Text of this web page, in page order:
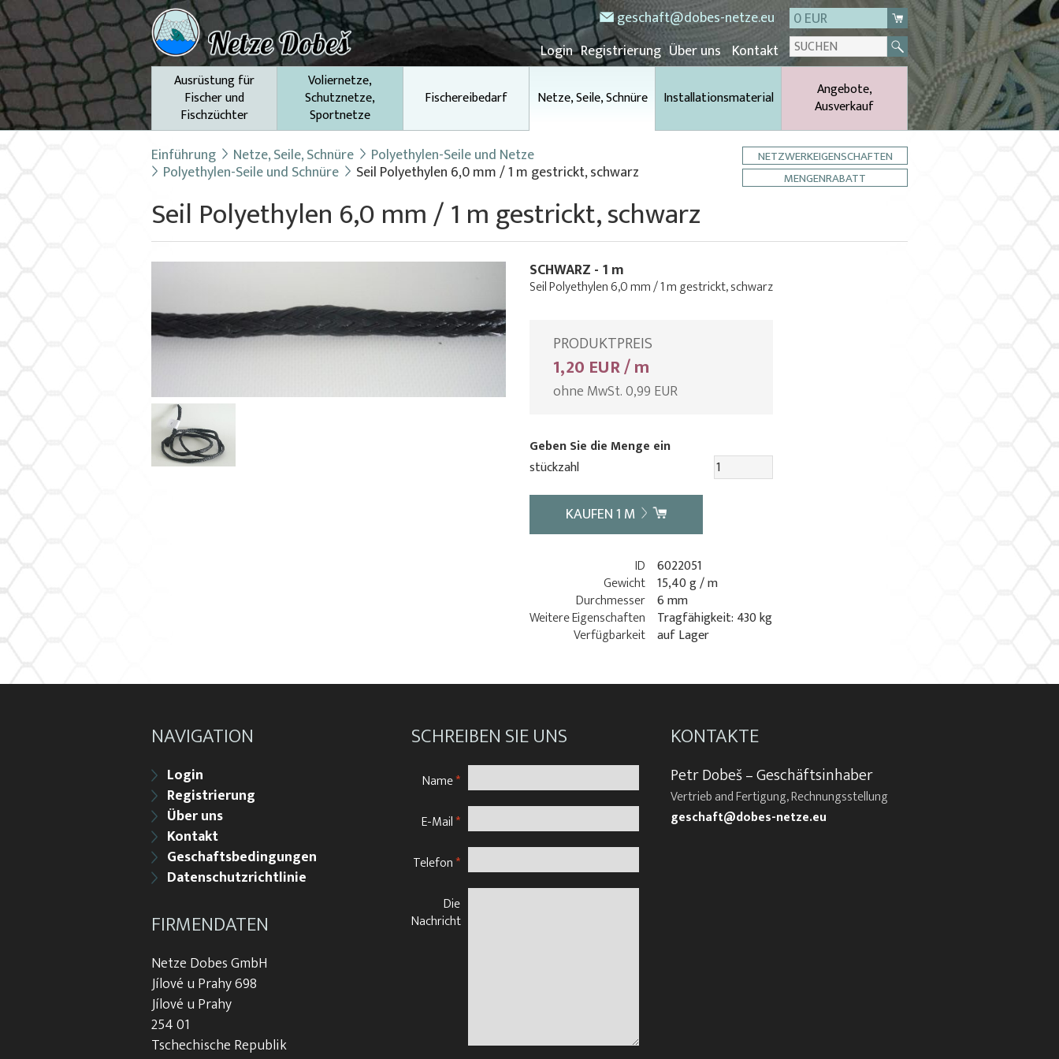
geschaft@dobes-netze.eu
0 EUR
Login Registrierung Über uns Kontakt
Ausrüstung für
Fischer und
Fischzüchter
Voliernetze,
Schutznetze,
Sportnetze
Fischereibedarf Netze, Seile, Schnüre Installationsmaterial
Angebote,
Ausverkauf
Einführung Netze, Seile, Schnüre Polyethylen-Seile und Netze
Polyethylen-Seile und Schnüre Seil Polyethylen 6,0 mm / 1 m gestrickt, schwarz
NETZWERKEIGENSCHAFTEN
MENGENRABATT
Seil Polyethylen 6,0 mm / 1 m gestrickt, schwarz
SCHWARZ - 1 m
Seil Polyethylen 6,0 mm / 1 m gestrickt, schwarz
PRODUKTPREIS
1,20 EUR / m
ohne MwSt. 0,99 EUR
Geben Sie die Menge ein
stückzahl
KAUFEN1 M
ID 6022051
Gewicht 15,40 g / m
Durchmesser 6 mm
Weitere Eigenschaften
Tragfähigkeit: 430 kg
Verfügbarkeit auf Lager
NAVIGATION
Login
Registrierung
Über uns
Kontakt
Geschaftsbedingungen
Datenschutzrichtlinie
FIRMENDATEN
Netze Dobes GmbH
Jílové u Prahy 698
Jílové u Prahy
254 01
Tschechische Republik
SCHREIBEN SIE UNS
Name*
E-Mail*
Telefon*
Die
Nachricht
KONTAKTE
Petr Dobeš – Geschäftsinhaber
Vertrieb and Fertigung, Rechnungsstellung
geschaft@dobes-netze.eu